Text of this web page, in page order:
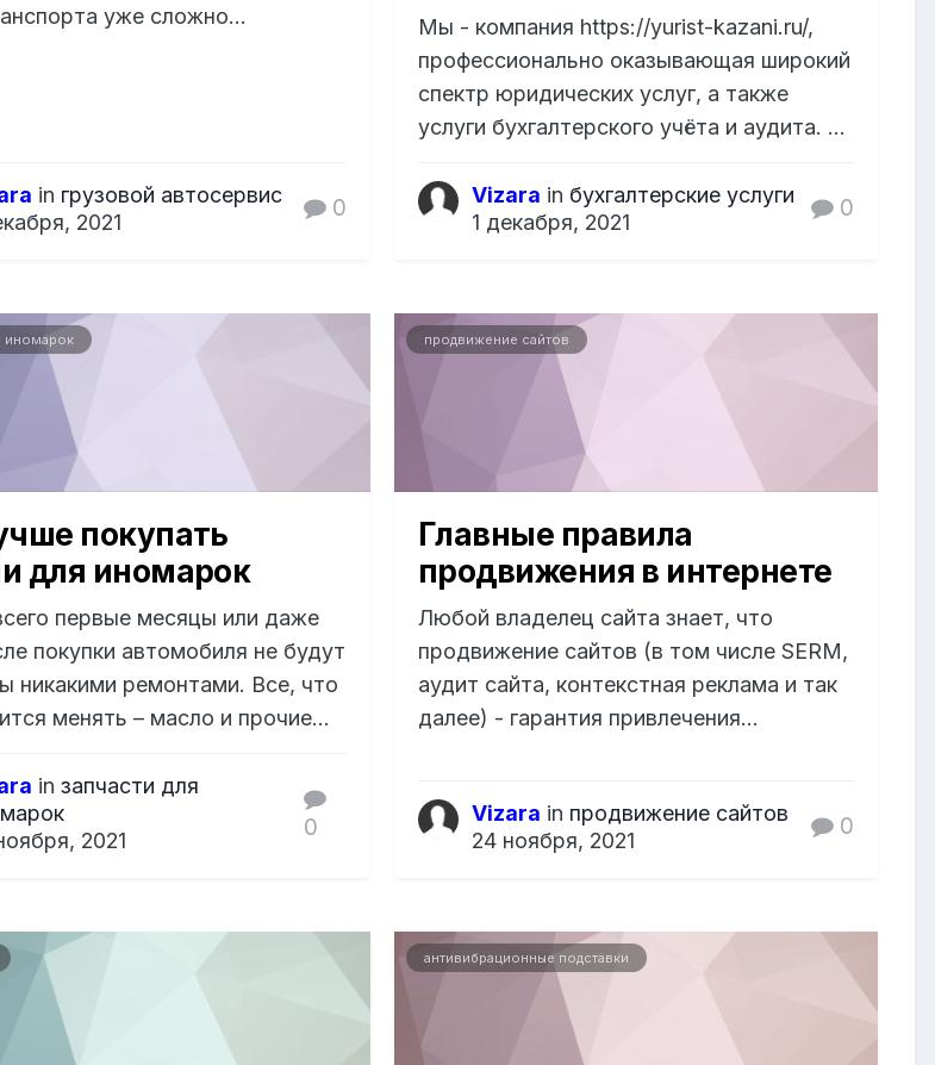
уже сложно...
in грузовой автосервис
2021
0
Мы - компания https://yurist-kazani.ru/,
профессионально оказывающая широкий
спектр юридических услуг, а также
услуги бухгалтерского учёта и аудита. ...
Vizara in бухгалтерские услуги
1 декабря, 2021
0
иномарок
покупать
для иномарок
первые месяцы или даже
покупки автомобиля не будут
никакими ремонтами. Все, что
менять – масло и прочие...
inзапчасти для
2021
0
продвижение сайтов
Главные правила
продвижения в интернете
Любой владелец сайта знает, что
продвижение сайтов (в том числе SERM,
аудит сайта, контекстная реклама и так
далее) - гарантия привлечения...
Vizara in продвижение сайтов
24 ноября, 2021
0
антивибрационные подставки